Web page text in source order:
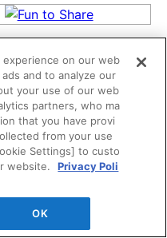
experience on our web
and to analyze our
your use of our web
partners, who ma
that you have provi
from your use
Settings] to custo
website.
Privacy Poli
OK